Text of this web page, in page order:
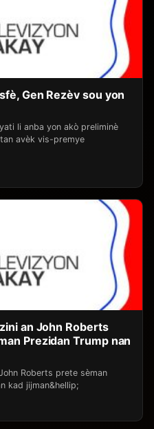
Gen Rezèv sou yon
li anba yon akò preliminè
avèk vis-premye
an John Roberts
Prezidan Trump nan
Roberts prete sèman
kad jijman&hellip;